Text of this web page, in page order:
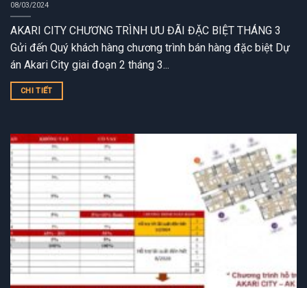
08/03/2024
AKARI CITY CHƯƠNG TRÌNH ƯU ĐÃI ĐẶC BIỆT THÁNG 3
Gửi đến Quý khách hàng chương trình bán hàng đặc biệt Dự
án Akari City giai đoạn 2 tháng 3...
CHI TIẾT